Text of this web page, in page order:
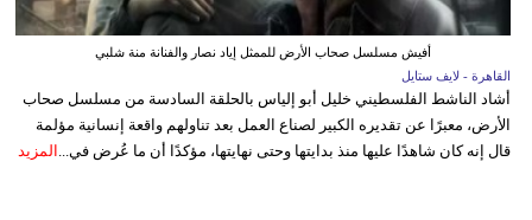
أفيش مسلسل صحاب الأرض للممثل إياد نصار والفنانة منة شلبي
القاهرة - لايف ستايل
أشاد الناشط الفلسطيني خليل أبو إلياس بالحلقة السادسة من مسلسل صحاب
الأرض، معبرًا عن تقديره الكبير لصناع العمل بعد تناولهم واقعة إنسانية مؤلمة
قال إنه كان شاهدًا عليها منذ بدايتها وحتى نهايتها، مؤكدًا أن ما عُرض في... المزيد